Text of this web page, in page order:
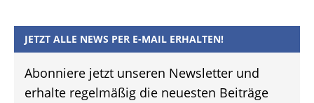
JETZT ALLE NEWS PER E-MAIL ERHALTEN!
Abonniere jetzt unseren Newsletter und
erhalte regelmäßig die neuesten Beiträge